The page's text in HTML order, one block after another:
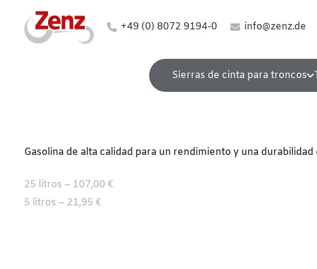
+49 (0) 8072 9194-0 info@zenz.de
Sierras de cinta para troncos
Gasolina de alta calidad para un rendimiento y una
25 litros – 107,00 €
5 litros – 21,95 €